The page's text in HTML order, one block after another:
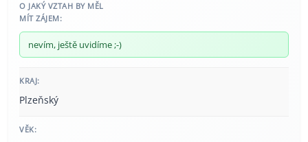
O JAKÝ VZTAH BY MĚL
MÍT ZÁJEM:
nevím, ještě uvidíme ;-)
KRAJ:
Plzeňský
VĚK: